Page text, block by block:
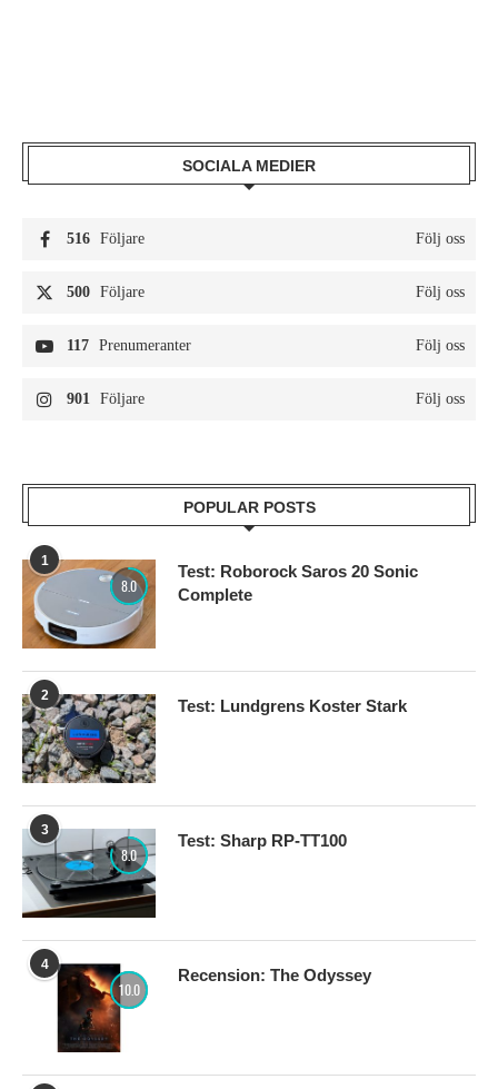
SOCIALA MEDIER
516 Följare Följ oss
500 Följare Följ oss
117 Prenumeranter Följ oss
901 Följare Följ oss
POPULAR POSTS
1
8.0
Test: Roborock Saros 20 Sonic
Complete
2
Test: Lundgrens Koster Stark
3
8.0
Test: Sharp RP-TT100
4
10.0
Recension: The Odyssey